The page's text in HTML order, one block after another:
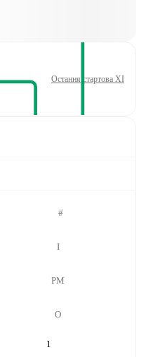
Остання стартова XI
#
І
РМ
О
1